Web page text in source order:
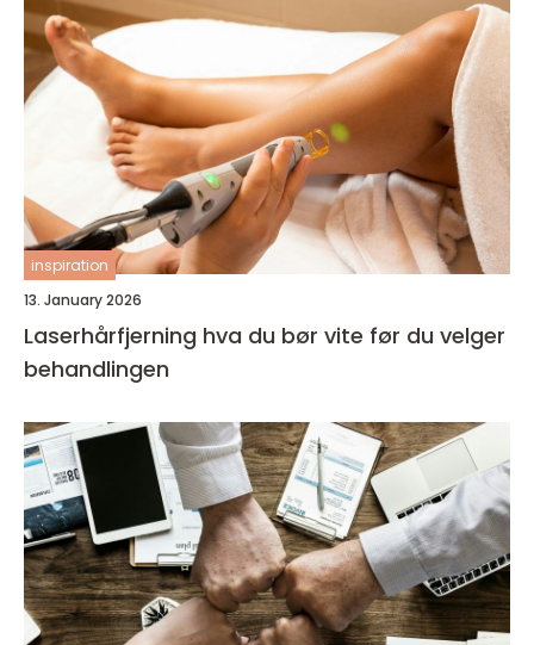
inspiration
13. January 2026
Laserhårfjerning hva du bør vite før du velger
behandlingen